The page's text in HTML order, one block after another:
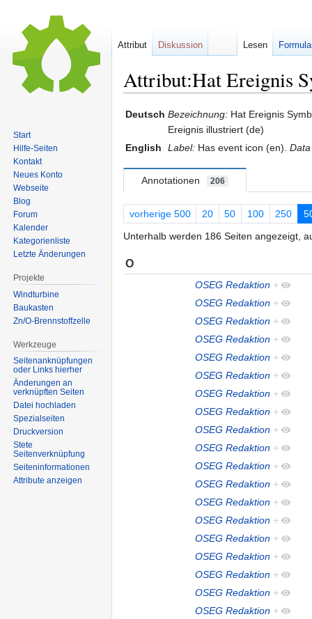
Attribut:Hat Ereignis
Zur
Navigation
springen
Zur
springen
Deutsch Bezeichnung: Hat Ereignis
Ereignis illustriert (de)
English
Label: Has event icon (en).
Annotationen 206
vorherige 500 20 50 100 250
Unterhalb werden 186 Seiten angezeigt,
O
OSEG Redaktion +
OSEG Redaktion +
OSEG Redaktion +
OSEG Redaktion +
OSEG Redaktion +
OSEG Redaktion +
OSEG Redaktion +
OSEG Redaktion +
OSEG Redaktion +
OSEG Redaktion +
OSEG Redaktion +
OSEG Redaktion +
OSEG Redaktion +
OSEG Redaktion +
OSEG Redaktion +
OSEG Redaktion +
OSEG Redaktion +
OSEG Redaktion +
OSEG Redaktion +
Attribut Diskussion Lesen
Start
Hilfe-Seiten
Kontakt
Neues Konto
Webseite
Blog
Forum
Kalender
Kategorienliste
Letzte Änderungen
Projekte
Windturbine
Baukasten
Zn/O-Brennstoffzelle
Werkzeuge
Seitenanknüpfungen
oder Links hierher
Änderungen an
verknüpften Seiten
Datei hochladen
Spezialseiten
Druckversion
Stete
Seitenverknüpfung
Seiten­informationen
Attribute anzeigen